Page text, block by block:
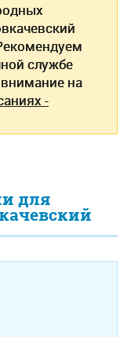
службе
на
-
для